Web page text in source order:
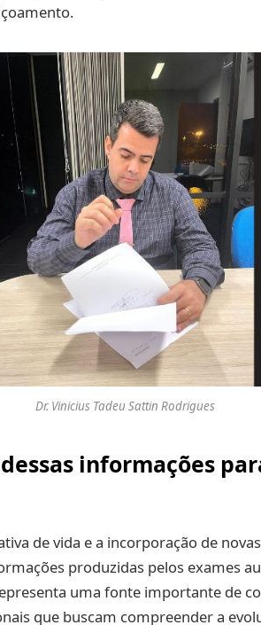
Dr. Vinicius Tadeu Sattin Rodrigues
informações
de vida e a incorporação de
produzidas pelos exames
uma fonte importante de
que buscam compreender a